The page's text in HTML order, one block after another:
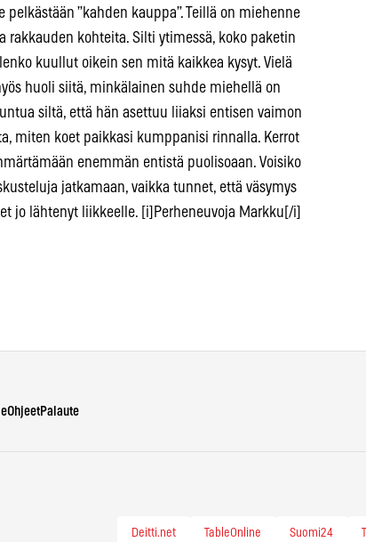
”kahden kauppa”. Teillä on miehenne
kohteita. Silti ytimessä, koko paketin
kuullut oikein sen mitä kaikkea kysyt. Vielä
huoli siitä, minkälainen suhde miehellä on
siltä, että hän asettuu liiaksi entisen vaimon
miten koet paikkasi kumppanisi rinnalla. Kerrot
enemmän entistä puolisoaan. Voisiko
jatkamaan, vaikka tunnet, että väsymys
jo lähtenyt liikkeelle. [i]Perheneuvoja Markku[/i]
OhjeetPalaute
Deitti.net TableOnline Suomi24